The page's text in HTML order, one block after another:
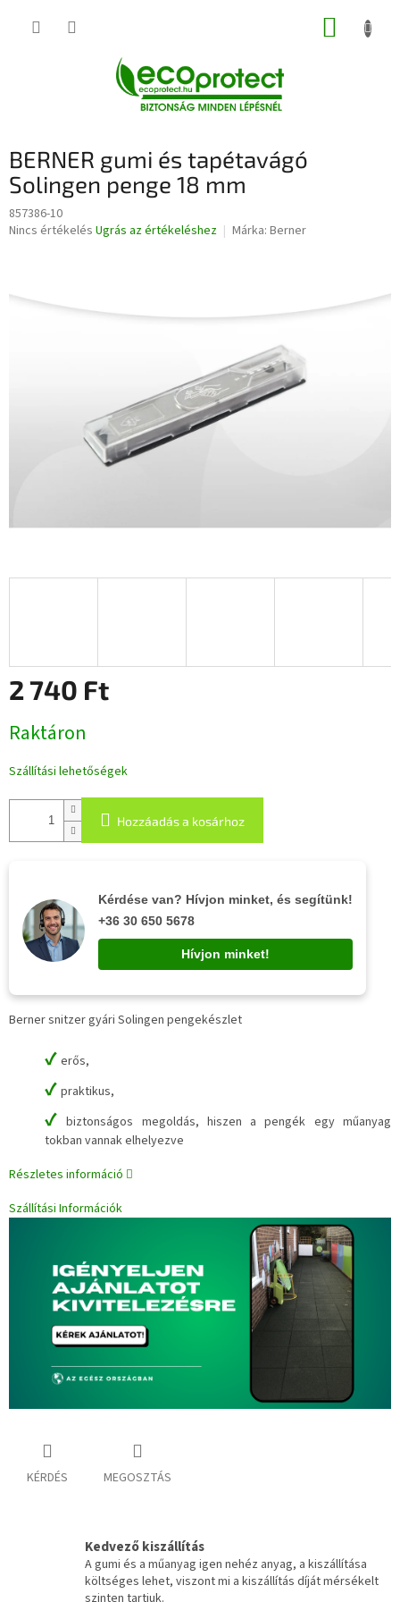
KOSÁR
BERNER gumi és tapétavágó
Solingen penge 18 mm
857386-10
A
5-
Nincs értékelés Ugrás az értékeléshez Márka: Berner
2 740 Ft
Raktáron
Szállítási lehetőségek
Hozzáadás a kosárhoz
Kérdése van? Hívjon minket, és segítünk!
+36 30 650 5678
Hívjon minket!
Berner snitzer gyári Solingen pengekészlet
✔ erős,
✔ praktikus,
✔biztonságos megoldás, hiszen a pengék egy műanyag
tokban vannak elhelyezve
Részletes információ
Szállítási Információk
KÉRDÉS MEGOSZTÁS
Kedvező kiszállítás
A gumi és a műanyag igen nehéz anyag, a kiszállítása
költséges lehet, viszont mi a kiszállítás díját mérsékelt